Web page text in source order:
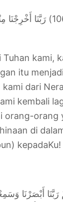
قَالُوا رَبَّنَا غَلَبَتْ عَلَيْنَا شِقْوَتُنَا
Tuhan kami,
itu
dari
kembali
orang-
di
أَبْصَرْنَا